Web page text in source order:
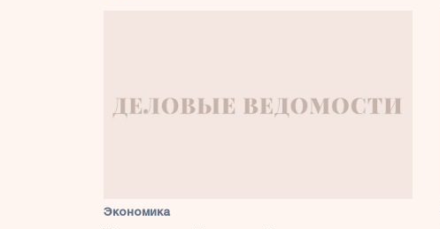
Экономика